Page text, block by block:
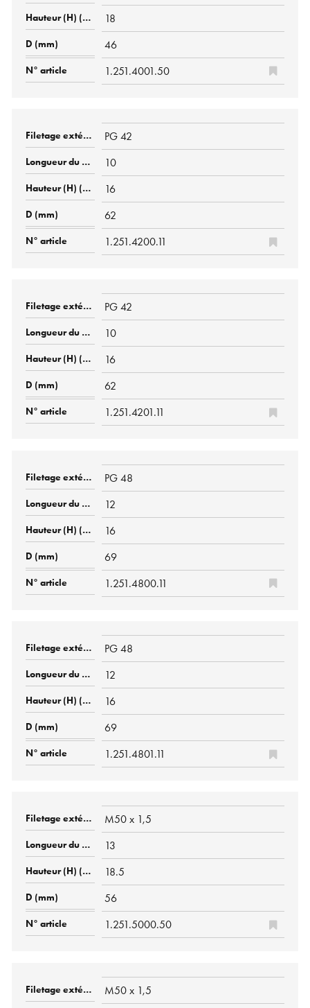
18
46
1.251.4001.50
PG 42
10
16
62
1.251.4200.11
PG 42
10
16
62
1.251.4201.11
PG 48
12
16
69
1.251.4800.11
PG 48
12
16
69
1.251.4801.11
M50 x 1,5
13
18.5
56
1.251.5000.50
M50 x 1,5